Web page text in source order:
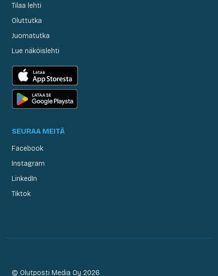
Tilaa lehti
Oluttutka
Juomatutka
Lue näköislehti
SEURAA MEITÄ
Facebook
Instagram
LinkedIn
Tiktok
© Olutposti Media Oy 2026